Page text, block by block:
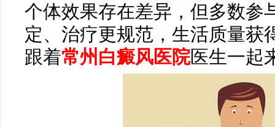
个体效果存在差异，但多数参
定、治疗更规范，生活质量获
跟着常州白癜风医院医生一起